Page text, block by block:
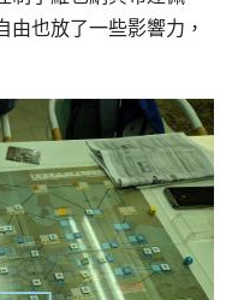
也放了一些影響力，